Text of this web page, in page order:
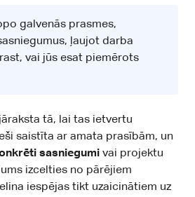
galvenās prasmes,
ļaujot darba
vai jūs esat piemērots
tā, lai tas ietvertu
saistīta ar amata prasībām, un
sasniegumi vai projektu
izcelties no pārējiem
iespējas tikt uzaicinātiem uz